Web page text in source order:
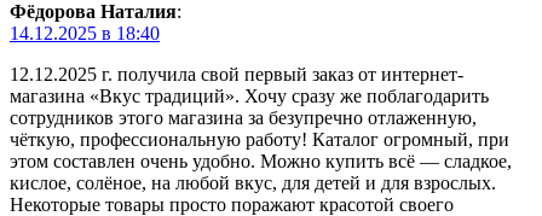
Фёдорова Наталия:
14.12.2025 в 18:40
12.12.2025 г. получила свой первый заказ от интернет-
магазина «Вкус традиций». Хочу сразу же поблагодарить
сотрудников этого магазина за безупречно отлаженную,
чёткую, профессиональную работу! Каталог огромный, при
этом составлен очень удобно. Можно купить всё — сладкое,
кислое, солёное, на любой вкус, для детей и для взрослых.
Некоторые товары просто поражают красотой своего